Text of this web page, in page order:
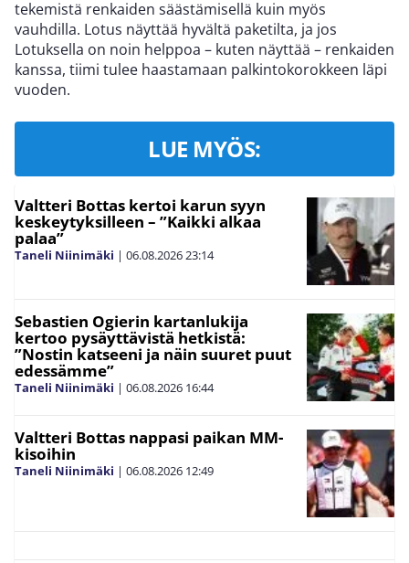
tekemistä renkaiden säästämisellä kuin myös
vauhdilla. Lotus näyttää hyvältä paketilta, ja jos
Lotuksella on noin helppoa – kuten näyttää – renkaiden
kanssa, tiimi tulee haastamaan palkintokorokkeen läpi
vuoden.
LUE MYÖS:
Valtteri Bottas kertoi karun syyn
keskeytyksilleen – ”Kaikki alkaa
palaa”
Taneli Niinimäki | 06.08.202623:14
Sebastien Ogierin kartanlukija
kertoo pysäyttävistä hetkistä:
”Nostin katseeni ja näin suuret puut
edessämme”
Taneli Niinimäki | 06.08.2026 16:44
Valtteri Bottas nappasi paikan MM-
kisoihin
Taneli Niinimäki | 06.08.2026 12:49